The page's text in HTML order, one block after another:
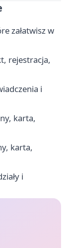
załatwisz w
rejestracja,
i
karta,
karta,
i